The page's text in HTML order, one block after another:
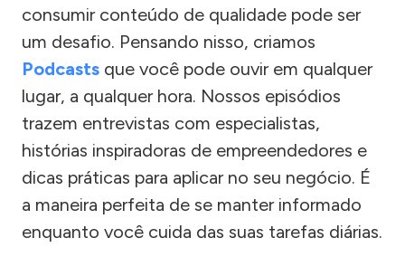
consumir conteúdo de qualidade pode ser
um desafio. Pensando nisso, criamos
Podcasts que você pode ouvir em qualquer
lugar, a qualquer hora. Nossos episódios
trazem entrevistas com especialistas,
histórias inspiradoras de empreendedores e
dicas práticas para aplicar no seu negócio. É
a maneira perfeita de se manter informado
enquanto você cuida das suas tarefas diárias.